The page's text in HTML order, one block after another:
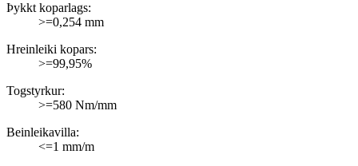
Þykkt koparlags:
>=0,254 mm
Hreinleiki kopars:
>=99,95%
Togstyrkur:
>=580 Nm/mm
Beinleikavilla:
<=1 mm/m